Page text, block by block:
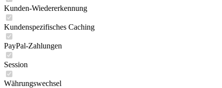
Kunden-Wiedererkennung
Kundenspezifisches Caching
PayPal-Zahlungen
Session
Währungswechsel